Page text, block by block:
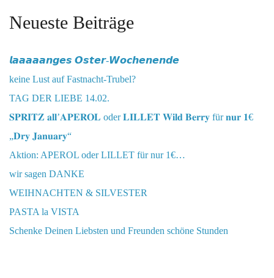
Neueste Beiträge
𝙡𝙖𝙖𝙖𝙖𝙖𝙣𝙜𝙚𝙨 𝙊𝙨𝙩𝙚𝙧-𝙒𝙤𝙘𝙝𝙚𝙣𝙚𝙣𝙙𝙚
keine Lust auf Fastnacht-Trubel?
TAG DER LIEBE 14.02.
𝐒𝐏𝐑𝐈𝐓𝐙 𝐚𝐥𝐥’𝐀𝐏𝐄𝐑𝐎𝐋 oder 𝐋𝐈𝐋𝐋𝐄𝐓 𝐖𝐢𝐥𝐝 𝐁𝐞𝐫𝐫𝐲 für 𝐧𝐮𝐫 𝟏€
„𝐃𝐫𝐲 𝐉𝐚𝐧𝐮𝐚𝐫𝐲“
Aktion: APEROL oder LILLET für nur 1€…
wir sagen DANKE
WEIHNACHTEN & SILVESTER
PASTA la VISTA
Schenke Deinen Liebsten und Freunden schöne Stunden